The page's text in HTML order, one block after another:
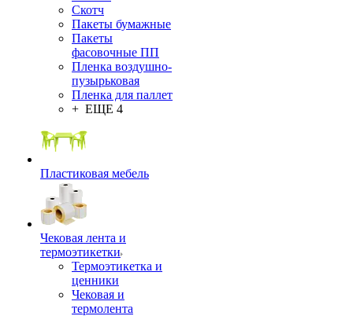
Скотч
Пакеты бумажные
Пакеты
фасовочные ПП
Пленка воздушно-
пузырьковая
Пленка для паллет
+ ЕЩЕ 4
Пластиковая мебель
Чековая лента и
термоэтикетки
Термоэтикетка и
ценники
Чековая и
термолента